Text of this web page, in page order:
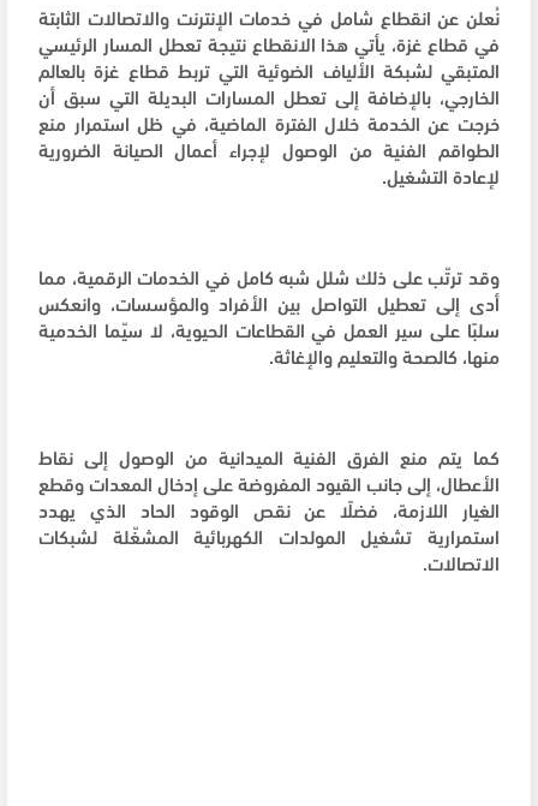
نُعلن عن انقطاع شامل في خدمات الإنترنت والاتصالات الثابتة
في قطاع غزة، يأتي هذا الانقطاع نتيجة تعطل المسار الرئيسي
المتبقي لشبكة الألياف الضوئية التي تربط قطاع غزة بالعالم
الخارجي، بالإضافة إلى تعطل المسارات البديلة التي سبق أن
خرجت عن الخدمة خلال الفترة الماضية، في ظل استمرار منع
الطواقم الفنية من الوصول لإجراء أعمال الصيانة الضرورية
لإعادة التشغيل.
وقد ترتّب على ذلك شلل شبه كامل في الخدمات الرقمية، مما
أدى إلى تعطيل التواصل بين الأفراد والمؤسسات، وانعكس
سلبًا على سير العمل في القطاعات الحيوية، لا سيّما الخدمية
منها، كالصحة والتعليم والإغاثة.
كما يتم منع الفرق الفنية الميدانية من الوصول إلى نقاط
الأعطال، إلى جانب القيود المفروضة على إدخال المعدات وقطع
الغيار اللازمة، فضلًا عن نقص الوقود الحاد الذي يهدد
استمرارية تشغيل المولدات الكهربائية المشغّلة لشبكات
الاتصالات.